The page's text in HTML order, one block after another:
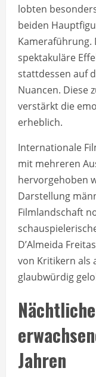
lobten
beiden
Kameraführung.
spektakuläre
stattdessen auf
Nuancen. Diese
verstärkt die
erheblich.
Internationale
mit mehreren
hervorgehoben
Darstellung
Filmlandschaft
D’Almeida
von Kritikern als
glaubwürdig
Jahren